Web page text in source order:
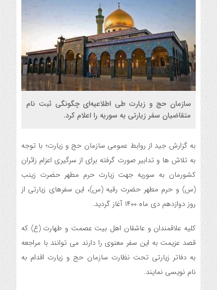
سازمان حج و زیارت طی اطلاعیه‌ای چگونگی ثبت نام
متقاضیان سفر زیارتی به سوریه را اعلام کرد.
به گزارش جید از روابط عمومی سازمان حج و زیارت؛ با توجه
به تلاش ها و تدابیر صورت گرفته برای از سرگیری اعزام زائران
کشورمان به سوریه جهت زیارت حرم مطهر حضرت زینب
(س) و حرم مطهر حضرت رقیه (س)، این سفرهای زیارتی از
روز دوازدهم دی ماه ۱۴۰۰ آغاز گردید.
کلیه علاقمندان و عاشقان اهل بیت عصمت و طهارت (ع) که
قصد عزیمت به این سفر معنوی را دارند می توانند با مراجعه
به دفاتر زیارتی تحت نظارت سازمان حج و زیارت اقدام به
نام نویسی نمایند.